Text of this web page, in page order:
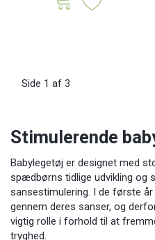
Side 1 af 3
Stimulerende
Babylegetøj er designet med
spædbørns tidlige udvikling og
sansestimulering. I de første
gennem deres sanser, og
vigtig rolle i forhold til at
tryghed.